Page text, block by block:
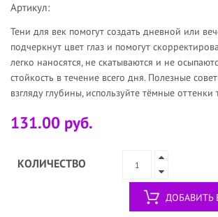
Артикул:
Тени для век помогут создать дневной или
подчеркнут цвет глаз и помогут
легко наносятся, не скатываются и не
стойкость в течение всего дня. Полезные
взгляду глубины, используйте тёмные оттенки
131.00 руб.
КОЛИЧЕСТВО
ДОБАВИТЬ